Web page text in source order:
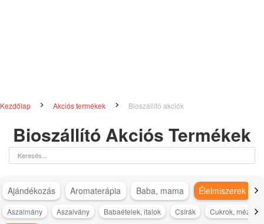
Kezdőlap Akciós termékek Bioszállító akciók
Bioszállító Akciós Termékek
Ajándékozás Aromaterápia Baba, mama Élelmiszerek
Aszalmány Aszalvány Babaételek, italok Csírák
Cukrok, méz,